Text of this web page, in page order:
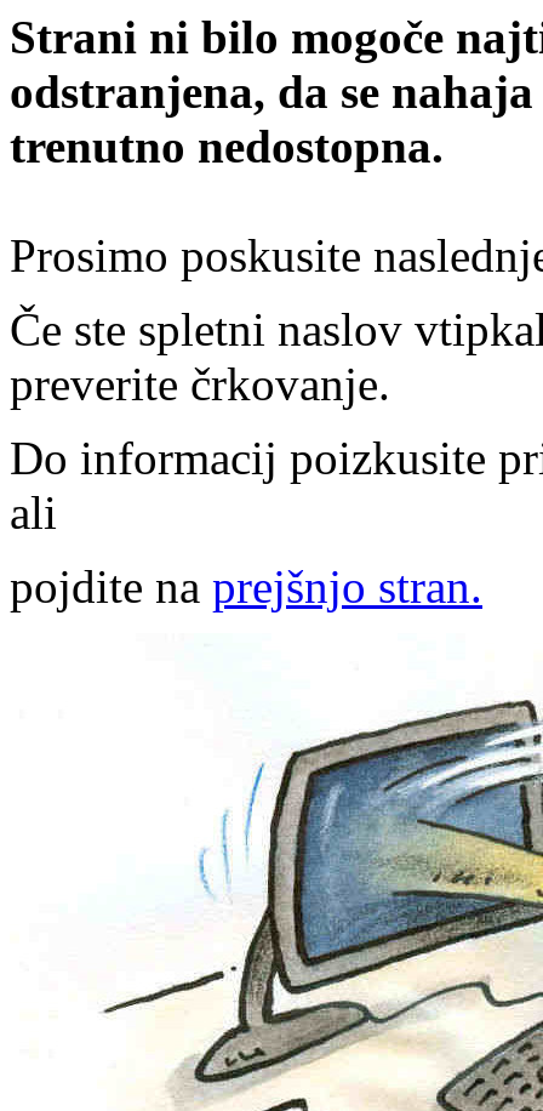
Strani ni bilo mogoče
odstranjena, da se
trenutno nedostopna.
Prosimo poskusite
Če ste spletni naslov
preverite črkovanje.
Do informacij poizkusite
ali
pojdite na prejšnjo stran.